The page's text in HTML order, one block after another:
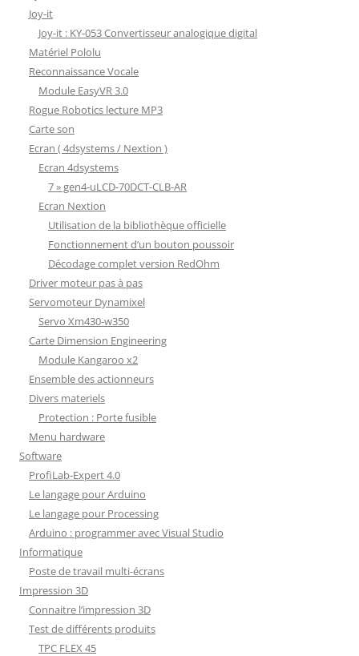
Joy-it
Joy-it : KY-053 Convertisseur analogique digital
Matériel Pololu
Reconnaissance Vocale
Module EasyVR 3.0
Rogue Robotics lecture MP3
Carte son
Ecran ( 4dsystems / Nextion )
Ecran 4dsystems
7 » gen4-uLCD-70DCT-CLB-AR
Ecran Nextion
Utilisation de la bibliothèque officielle
Fonctionnement d’un bouton poussoir
Décodage complet version RedOhm
Driver moteur pas à pas
Servomoteur Dynamixel
Servo Xm430-w350
Carte Dimension Engineering
Module Kangaroo x2
Ensemble des actionneurs
Divers materiels
Protection : Porte fusible
Menu hardware
Software
ProfiLab-Expert 4.0
Le langage pour Arduino
Le langage pour Processing
Arduino : programmer avec Visual Studio
Informatique
Poste de travail multi-écrans
Impression 3D
Connaitre l’impression 3D
Test de différents produits
TPC FLEX 45